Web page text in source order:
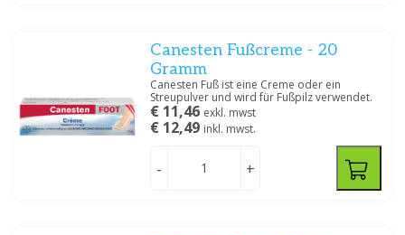
Canesten Fußcreme - 20
Gramm
Canesten Fuß ist eine Creme oder ein
Streupulver und wird für Fußpilz verwendet.
€ 11,46 exkl. mwst
€ 12,49 inkl. mwst.
- +